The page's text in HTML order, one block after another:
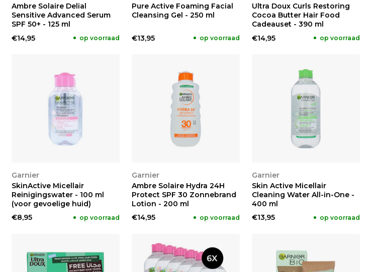
Ambre Solaire Delial
Sensitive Advanced Serum
SPF 50+ - 125 ml
€14,95
op voorraad
Pure Active Foaming Facial
Cleansing Gel - 250 ml
€13,95 op voorraad
Ultra Doux Curls Restoring
Cocoa Butter Hair Food
Cadeauset - 390 ml
€14,95
op voorraad
BEKIJKEN
Garnier
SkinActive Micellair
Reinigingswater - 100 ml
(voor gevoelige huid)
€8,95
op voorraad
BEKIJKEN
Garnier
Ambre Solaire Hydra 24H
Protect SPF 30 Zonnebrand
Lotion - 200 ml
€14,95
op voorraad
BEKIJKEN
Garnier
Skin Active Micellair
Cleaning Water All-in-One -
400 ml
€13,95
op voorraad